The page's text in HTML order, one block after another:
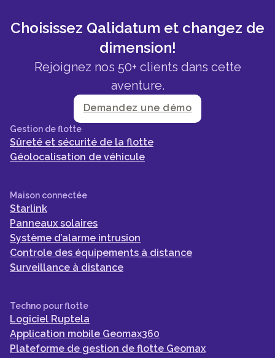
Choisissez Qalidatum et changez de
dimension!
Rejoignez nos 50+ clients dans cette
aventure.
Demandez une démo
Gestion de flotte
Sûreté et sécurité de la flotte
Géolocalisation de véhicule
Maison connectée
Starlink
Panneaux solaires
Système d’alarme intrusion
Controle des équipements à distance
Surveillance à distance
Techno pour flotte
Logiciel Ruptela
Application mobile Geomax360
Plateforme de gestion de flotte Geomax